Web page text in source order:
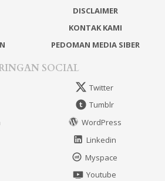
DISCLAIMER
KONTAK KAMI
PEDOMAN MEDIA SIBER
SOCIAL
Twitter
Tumblr
WordPress
Linkedin
Myspace
Youtube